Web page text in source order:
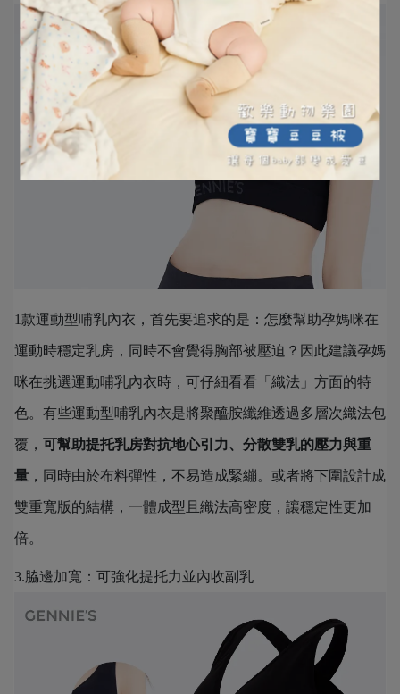
1款運動型哺乳內衣，首先要追求的是：怎麼幫助孕媽咪在
運動時穩定乳房，同時不會覺得胸部被壓迫？因此建議孕媽
咪在挑選運動哺乳內衣時，可仔細看看「織法」方面的特
色。有些運動型哺乳內衣是將聚醯胺纖維透過多層次織法包
覆， 可幫助提托乳房對抗地心引力、分散雙乳的壓力與重
量 ，同時由於布料彈性，不易造成緊繃。或者將下圍設計成
雙重寬版的結構，一體成型且織法高密度，讓穩定性更加
倍。
3.脇邊加寬：可強化提托力並內收副乳